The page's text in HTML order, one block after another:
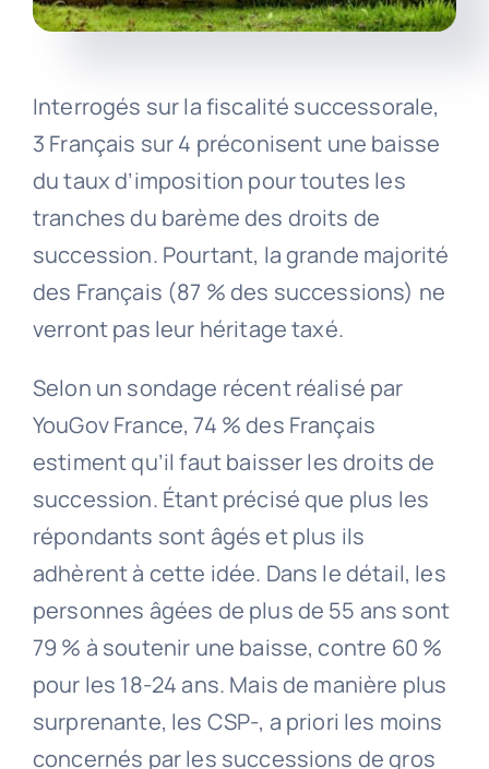
Interrogés sur la fiscalité successorale,
3 Français sur 4 préconisent une baisse
du taux d’imposition pour toutes les
tranches du barème des droits de
succession. Pourtant, la grande majorité
des Français (87 % des successions) ne
verront pas leur héritage taxé.
Selon un sondage récent réalisé par
YouGov France, 74 % des Français
estiment qu’il faut baisser les droits de
succession. Étant précisé que plus les
répondants sont âgés et plus ils
adhèrent à cette idée. Dans le détail, les
personnes âgées de plus de 55 ans sont
79 % à soutenir une baisse, contre 60 %
pour les 18-24 ans. Mais de manière plus
surprenante, les CSP-, a priori les moins
concernés par les successions de gros